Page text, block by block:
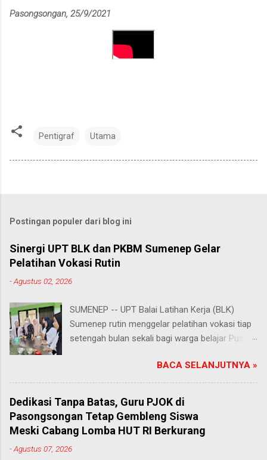
Pasongsongan, 25/9/2021
Pentigraf Utama
Postingan populer dari blog ini
Sinergi UPT BLK dan PKBM Sumenep Gelar
Pelatihan Vokasi Rutin
-Agustus 02, 2026
SUMENEP -- UPT Balai Latihan Kerja (BLK)
Sumenep rutin menggelar pelatihan vokasi tiap
setengah bulan sekali bagi warga belajar Pusat
Kabupaten Sumenep. Ahad (2/8/2026).
Program ini menawarkan berbagai pilihan
keterampilan, mulai dari pembuatan roti dan kue
hingga kejuruan lainnya yang bebas dipilih
peserta sesuai bakat dan minat masing-
masing. Kehadiran program ini disambut hangat
para peserta. Salah satunya Juhairiyah, peserta
BACA SELANJUTNYA »
Dedikasi Tanpa Batas, Guru PJOK di
Pasongsongan Tetap Gembleng Siswa
Meski Cabang Lomba HUT RI Berkurang
-Agustus 07, 2026